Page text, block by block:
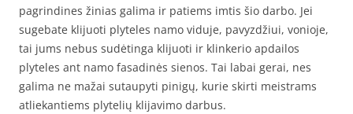
pagrindines žinias galima ir patiems imtis šio darbo. Jei
sugebate klijuoti plyteles namo viduje, pavyzdžiui, vonioje,
tai jums nebus sudėtinga klijuoti ir klinkerio apdailos
plyteles ant namo fasadinės sienos. Tai labai gerai, nes
galima ne mažai sutaupyti pinigų, kurie skirti meistrams
atliekantiems plytelių klijavimo darbus.